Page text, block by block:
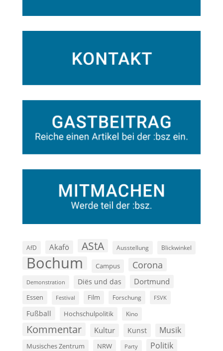
AfD Akafö AStA Ausstellung Blickwinkel
Bochum Campus Corona
Demonstration Diës und das Dortmund
Essen Festival Film Forschung FSVK
Fußball Hochschulpolitik Kino
Kommentar Kultur Kunst Musik
Musisches Zentrum NRW Party Politik